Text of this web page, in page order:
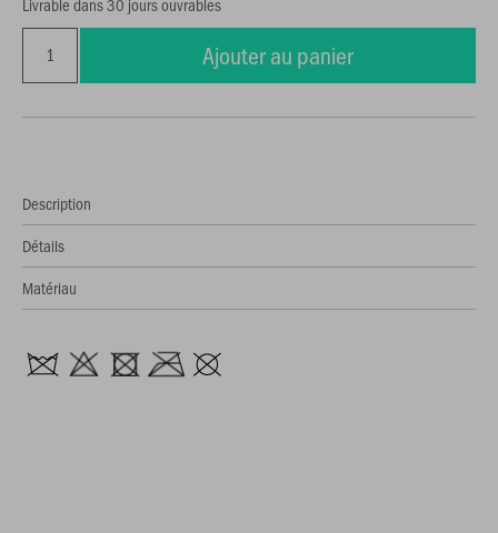
Livrable dans 30 jours ouvrables
Ajouter au panier
Description
Détails
Matériau